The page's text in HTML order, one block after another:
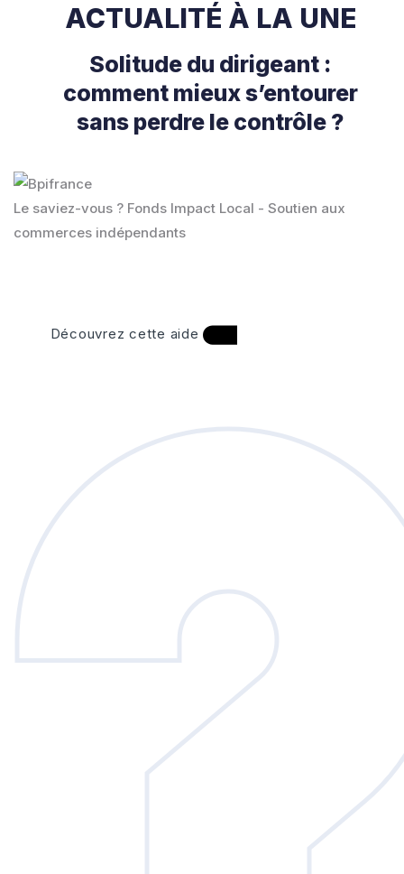
ACTUALITÉ À LA UNE
Solitude du dirigeant :
comment mieux s’entourer
sans perdre le contrôle ?
Le saviez-vous ? Fonds Impact Local - Soutien aux
commerces indépendants
Découvrez cette aide